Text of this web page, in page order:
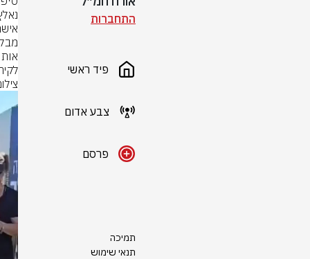
התחברות
פיד ראשי
צבע אדום
פרסם
תמיכה
תנאי שימוש